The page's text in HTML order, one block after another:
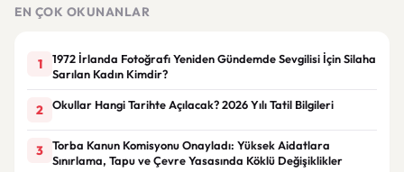
EN ÇOK OKUNANLAR
1
1972 İrlanda Fotoğrafı Yeniden Gündemde Sevgilisi İçin Silaha
Sarılan Kadın Kimdir?
2 Okullar Hangi Tarihte Açılacak? 2026 Yılı Tatil Bilgileri
3
Torba Kanun Komisyonu Onayladı: Yüksek Aidatlara
Sınırlama, Tapu ve Çevre Yasasında Köklü Değişiklikler